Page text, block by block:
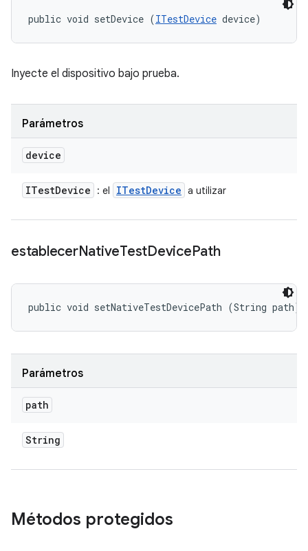
public void setDevice (ITestDevice device)
Inyecte el dispositivo bajo prueba.
Parámetros
device
ITestDevice : el ITestDevice a utilizar
establecerNativeTestDevicePath
public void setNativeTestDevicePath (String path)
Parámetros
path
String
Métodos protegidos